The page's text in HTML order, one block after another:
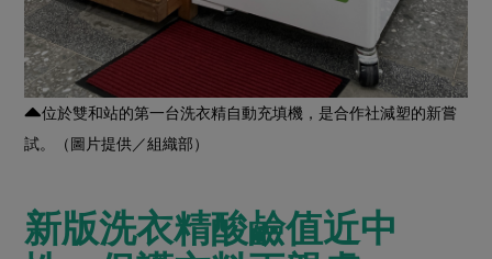
位於雙和站的第一台洗衣精自動充填機，是合作社減塑的新嘗
試。（圖片提供／組織部）
新版洗衣精酸鹼值近中